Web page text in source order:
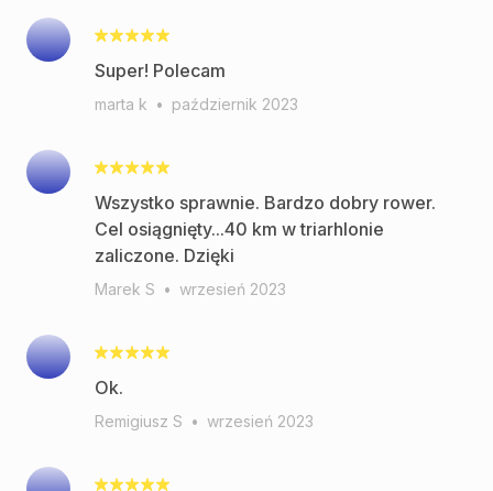
Super! Polecam
marta k • październik 2023
Wszystko sprawnie. Bardzo dobry rower.
Cel osiągnięty...40 km w triarhlonie
zaliczone. Dzięki
Marek S • wrzesień 2023
Remigiusz S • wrzesień 2023